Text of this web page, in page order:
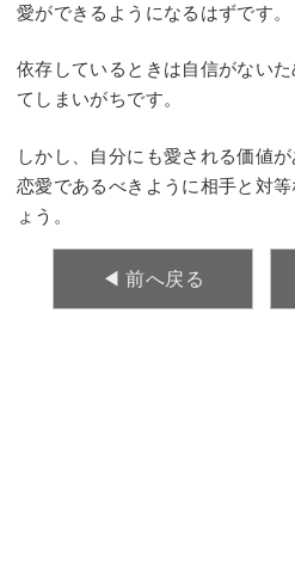
愛ができるようになるはずです。
依存しているときは自信がない
てしまいがちです。
しかし、自分にも愛される価値
恋愛であるべきように相手と対
ょう。
◀︎ 前へ戻る